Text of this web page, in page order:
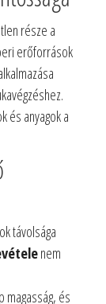
része a
erőforrások
és anyagok a
távolsága
nem
magasság, és